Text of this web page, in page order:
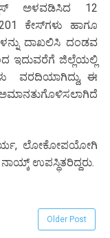
ಅಳವಡಿಸಿದ 12
ಕೇಸ್‌ಗಳು ಹಾಗೂ
ದಾಖಲಿಸಿ ದಂಡವ
ಇದುವರೆಗೆ ಜಿಲ್ಲೆಯಲ್ಲಿ
ವರದಿಯಾಗಿದ್ದು, ಈ
ಆರ್ಯ, ಲೋಕೋಪಯೋಗಿ
ಉಪಸ್ಥಿತರಿದ್ದರು.
Older Post